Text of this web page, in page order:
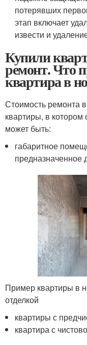
потерявших
этап включает
извести и
Купили
ремонт. Что
квартира в
Стоимость ремонта
квартиры, в
может быть:
габаритное
предназначенное
Пример квартиры в
отделкой
квартиры с
квартира с